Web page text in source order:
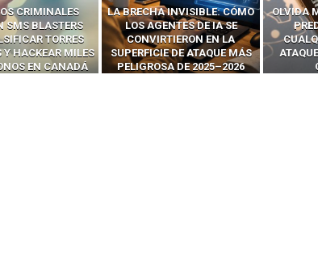
INVISIBLE: CÓMO
DE IA SE
EN LA
DE ATAQUE MÁS
DE 2025–2026
OLVIDA METASPLOIT: CÓMO
PREDATOR HACKEA
CUALQUIER MÓVIL CON
ATAQUES PUBLICITARIOS
CERO-CLIC
PODER